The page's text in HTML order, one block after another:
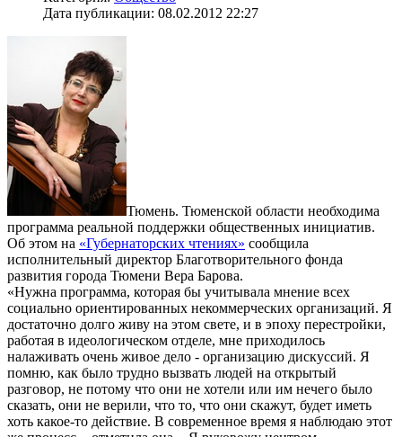
Дата публикации: 08.02.2012 22:27
Тюмень. Тюменской области необходима
программа реальной поддержки общественных инициатив.
Об этом на «Губернаторских чтениях» сообщила
исполнительный директор Благотворительного фонда
развития города Тюмени Вера Барова.
«Нужна программа, которая бы учитывала мнение всех
социально ориентированных некоммерческих организаций. Я
достаточно долго живу на этом свете, и в эпоху перестройки,
работая в идеологическом отделе, мне приходилось
налаживать очень живое дело - организацию дискуссий. Я
помню, как было трудно вызвать людей на открытый
разговор, не потому что они не хотели или им нечего было
сказать, они не верили, что то, что они скажут, будет иметь
хоть какое-то действие. В современное время я наблюдаю этот